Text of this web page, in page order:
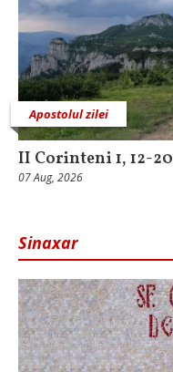
Apostolul zilei
II Corinteni 1, 12-20
07 Aug, 2026
Sinaxar